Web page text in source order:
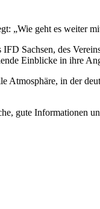
„Wie geht es weiter
Sachsen, des
Einblicke in ihre
Atmosphäre, in der
gute Informationen